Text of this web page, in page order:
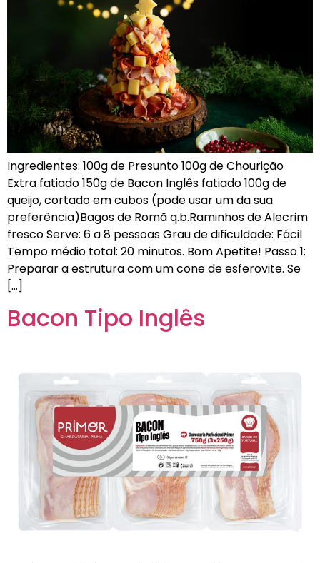
Ingredientes: 100g de Presunto 100g de Chourição
Extra fatiado 150g de Bacon Inglês fatiado 100g de
queijo, cortado em cubos (pode usar um da sua
preferência)Bagos de Romã q.b.Raminhos de Alecrim
fresco Serve: 6 a 8 pessoas Grau de dificuldade: Fácil
Tempo médio total: 20 minutos. Bom Apetite! Passo 1:
Preparar a estrutura com um cone de esferovite. Se
[…]
Bacon Tipo Inglês